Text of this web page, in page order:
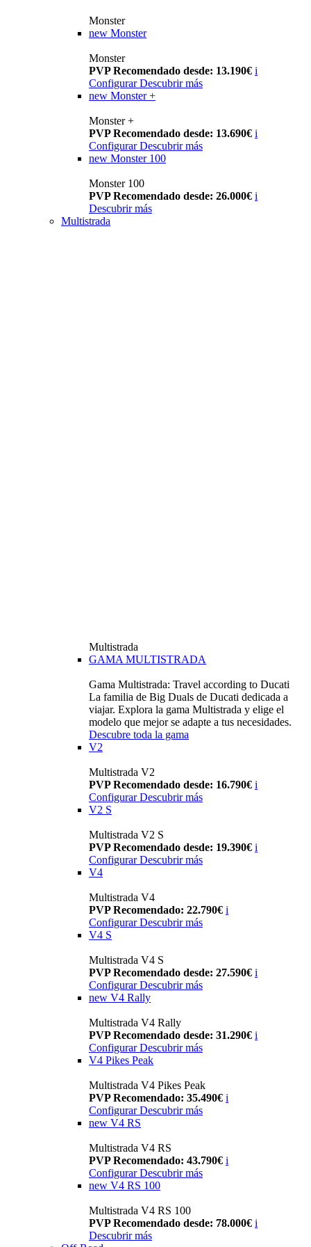
Monster
new Monster
Monster
PVP Recomendado desde: 13.190€ i
Configurar Descubrir más
new Monster +
Monster +
PVP Recomendado desde: 13.690€ i
Configurar Descubrir más
new Monster 100
Monster 100
PVP Recomendado desde: 26.000€ i
Descubrir más
Multistrada
Multistrada
GAMA MULTISTRADA
Gama Multistrada: Travel according to Ducati
La familia de Big Duals de Ducati dedicada a
viajar. Explora la gama Multistrada y elige el
modelo que mejor se adapte a tus necesidades.
Descubre toda la gama
V2
Multistrada V2
PVP Recomendado desde: 16.790€ i
Configurar Descubrir más
V2 S
Multistrada V2 S
PVP Recomendado desde: 19.390€ i
Configurar Descubrir más
V4
Multistrada V4
PVP Recomendado: 22.790€ i
Configurar Descubrir más
V4 S
Multistrada V4 S
PVP Recomendado desde: 27.590€ i
Configurar Descubrir más
new V4 Rally
Multistrada V4 Rally
PVP Recomendado desde: 31.290€ i
Configurar Descubrir más
V4 Pikes Peak
Multistrada V4 Pikes Peak
PVP Recomendado: 35.490€ i
Configurar Descubrir más
new V4 RS
Multistrada V4 RS
PVP Recomendado: 43.790€ i
ConfigurarDescubrir más
new V4 RS 100
Multistrada V4 RS 100
PVP Recomendado desde: 78.000€ i
Descubrir más